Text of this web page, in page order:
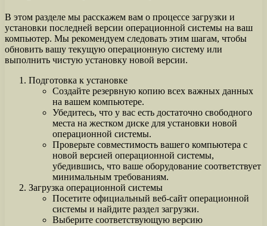
В этом разделе мы расскажем вам о процессе загрузки и
установки последней версии операционной системы на ваш
компьютер. Мы рекомендуем следовать этим шагам, чтобы
обновить вашу текущую операционную систему или
выполнить чистую установку новой версии.
Подготовка к установке
Создайте резервную копию всех важных данных
на вашем компьютере.
Убедитесь, что у вас есть достаточно свободного
места на жестком диске для установки новой
операционной системы.
Проверьте совместимость вашего компьютера с
новой версией операционной системы,
убедившись, что ваше оборудование соответствует
минимальным требованиям.
Загрузка операционной системы
Посетите официальный веб-сайт операционной
системы и найдите раздел загрузки.
Выберите соответствующую версию